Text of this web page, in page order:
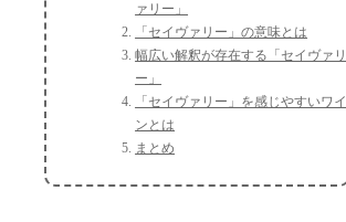
ァリー」
「セイヴァリー」の意味とは
幅広い解釈が存在する「セイヴァリ
ー」
「セイヴァリー」を感じやすいワイ
ンとは
まとめ